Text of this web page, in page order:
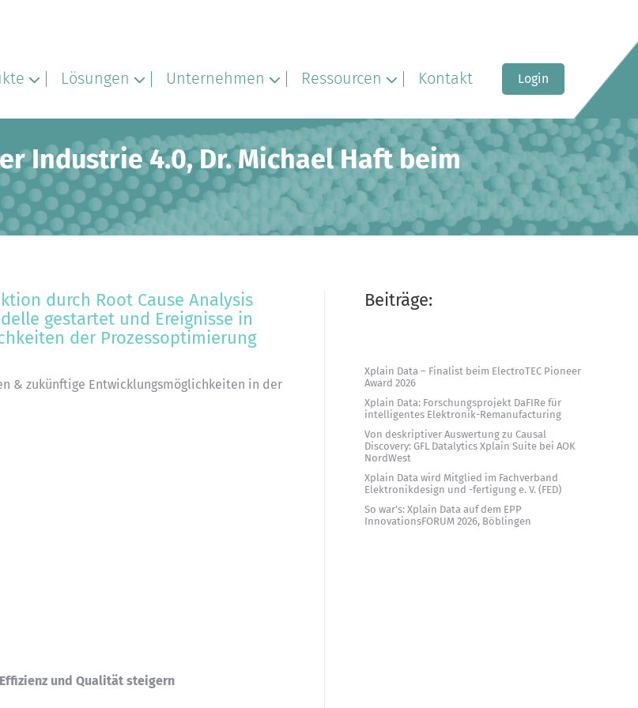
Lösungen Unternehmen Ressourcen Kontakt Login
Industrie 4.0, Dr. Michael Haft beim
durch Root Cause Analysis
gestartet und Ereignisse in
der Prozessoptimierung
& zukünftige Entwicklungsmöglichkeiten in der
und Qualität steigern
Beiträge:
Xplain Data – Finalist beim ElectroTEC Pioneer
Award 2026
Xplain Data: Forschungsprojekt DaFIRe für
intelligentes Elektronik-Remanufacturing
Von deskriptiver Auswertung zu Causal
Discovery: GFL Datalytics Xplain Suite bei AOK
NordWest
Xplain Data wird Mitglied im Fachverband
Elektronikdesign und -fertigung e. V. (FED)
So war’s: Xplain Data auf dem EPP
InnovationsFORUM 2026, Böblingen